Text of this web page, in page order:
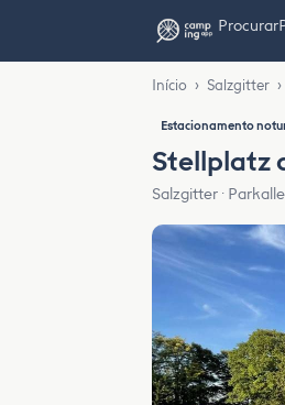
Procurar
Início › Salzgitter ›
Estacionamento
Stellplatz
Salzgitter ·